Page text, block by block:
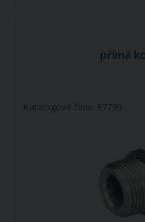
přímá
Katalogové číslo: 67790